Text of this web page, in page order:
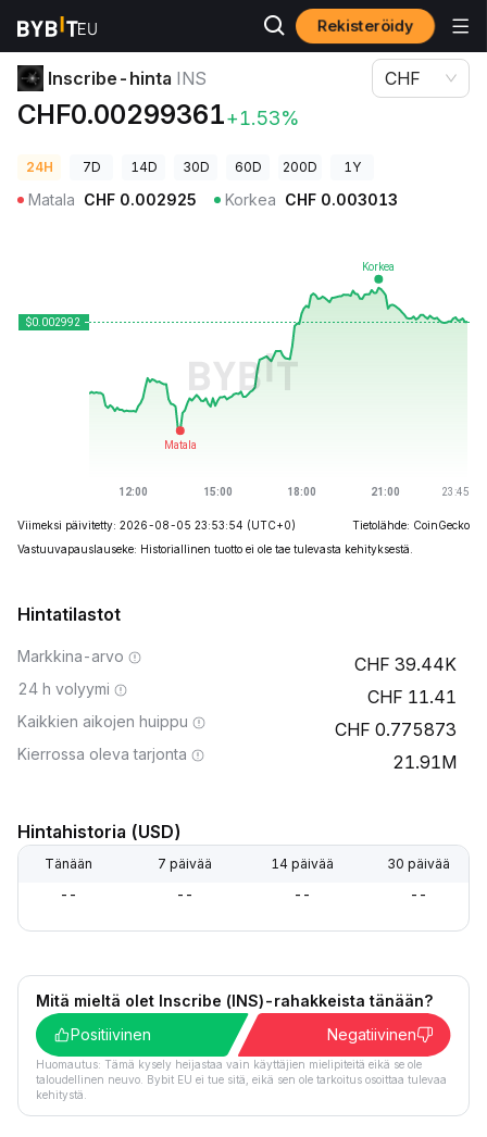
Rekisteröidy
Kryptohinnat
Inscribe-hinta INS
CHF0.00299361+1.53%
CHF
24H 7D 14D 30D 60D 200D 1Y
Matala CHF 0.002925 Korkea CHF 0.003013
Viimeksi päivitetty: 2026-08-05 23:53:54 (UTC+0)
Tietolähde: CoinGecko
Vastuuvapauslauseke: Historiallinen tuotto ei ole tae tulevasta kehityksestä.
Hintatilastot
Markkina-arvo 39.44K
24 h volyymi 11.41
Kaikkien aikojen huippu 0.775873
Kierrossa oleva tarjonta 21.91M
Hintahistoria (USD)
Tänään 7 päivää 14 päivää 30 päivää
-- -- -- --
Mitä mieltä olet Inscribe (INS)-rahakkeista tänään?
Positiivinen
Negatiivinen
Huomautus: Tämä kysely heijastaa vain käyttäjien mielipiteitä eikä se ole
taloudellinen neuvo. Bybit EU ei tue sitä, eikä sen ole tarkoitus osoittaa tulevaa
kehitystä.